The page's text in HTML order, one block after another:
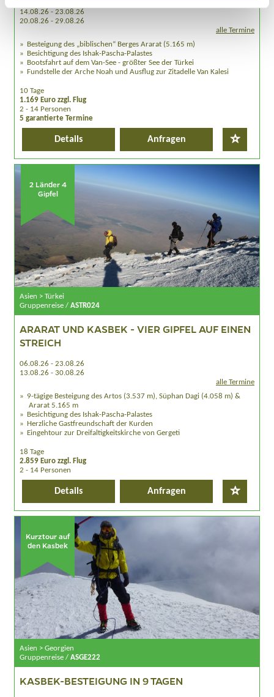
14.08.26 - 23.08.26
20.08.26 - 29.08.26
alle Termine
Besteigung des „biblischen“ Berges Ararat (5.165 m)
Besichtigung des Ishak-Pascha-Palastes
Bootsfahrt auf dem Van-See - größter See der Türkei
Fundstelle der Arche Noah und Ausflug zur Zitadelle Van Kalesi
10 Tage
1.169 Euro zzgl. Flug
2 - 14 Personen
5 garantierte Termine
Details Anfragen
2 Länder 4
Gipfel
Asien > Türkei
Gruppenreise / ASTR024
ARARAT UND KASBEK - VIER GIPFEL AUF EINEN
STREICH
06.08.26 - 23.08.26
13.08.26 - 30.08.26
alle Termine
9-tägige Besteigung des Artos (3.537 m), Süphan Dagi (4.058 m) &
Ararat 5.165 m
Besichtigung des Ishak-Pascha-Palastes
Herzliche Gastfreundschaft der Kurden
Eingehtour zur Dreifaltigkeitskirche von Gergeti
18 Tage
2.859 Euro zzgl. Flug
2 - 14 Personen
Details Anfragen
Kurztour auf
den Kasbek
Asien > Georgien
Gruppenreise / ASGE222
KASBEK-BESTEIGUNG IN 9 TAGEN